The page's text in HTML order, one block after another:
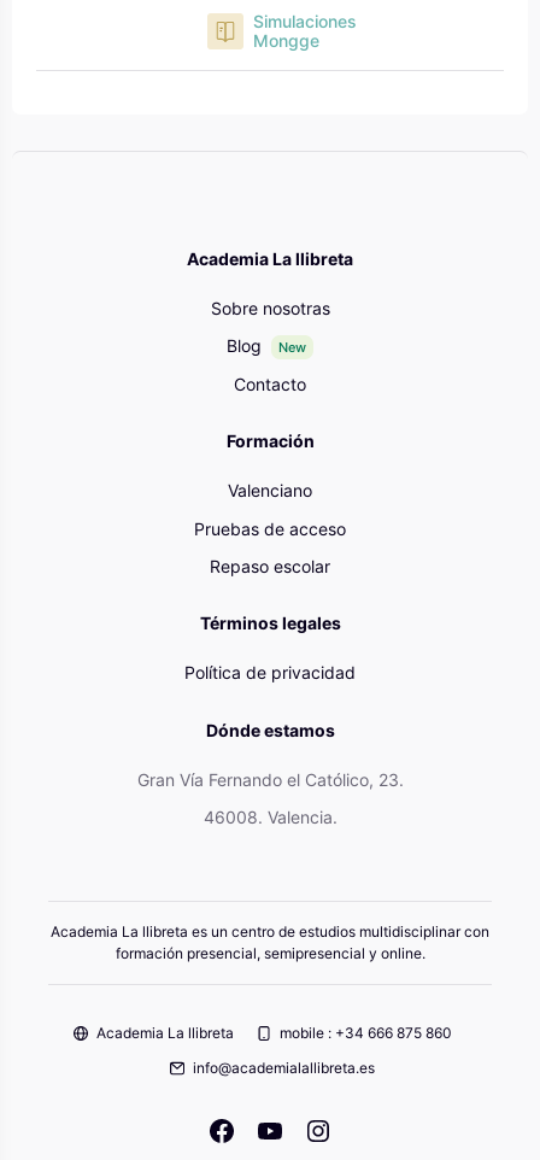
Simulaciones
Mongge
Academia La llibreta
Sobre nosotras
Blog
New
Contacto
Formación
Valenciano
Pruebas de acceso
Repaso escolar
Términos legales
Política de privacidad
Dónde estamos
Gran Vía Fernando el Católico, 23.
46008. Valencia.
Academia La llibreta es un centro de estudios multidisciplinar con
formación presencial, semipresencial y online.
Academia La llibreta
mobile : +34 666 875 860
info@academialallibreta.es